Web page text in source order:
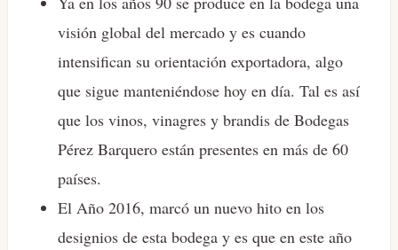
visión global del mercado y es cuando
intensifican su orientación exportadora, algo
que sigue manteniéndose hoy en día. Tal es así
que los vinos, vinagres y brandis de Bodegas
Pérez Barquero están presentes en más de 60
países.
El Año 2016, marcó un nuevo hito en los
designios de esta bodega y es que en este año